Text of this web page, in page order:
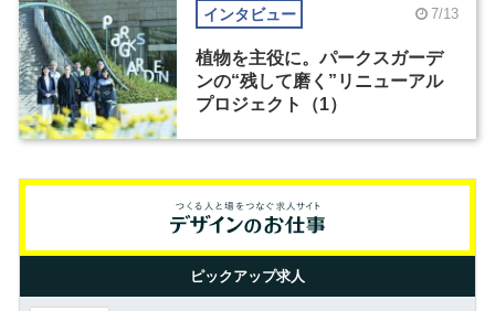
インタビュー 7/13
植物を主役に。パークスガーデ
ンの“残して磨く”リニューアル
プロジェクト（1）
ピックアップ求人